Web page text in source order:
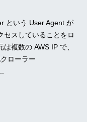
という User Agent が
セスしていることをロ
複数の AWS IP で、
ローラー